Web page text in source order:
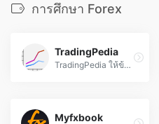
การศึกษา Forex
TradingPedia
TradingPedia ให้ข้อมูลข่าวสารการเงิน หุ้น และสกุลเงินที่เชื่อถือได้.
Myfxbook